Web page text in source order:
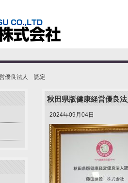
優良法人 認定
秋田県版健康経営優良
2024年09月04日